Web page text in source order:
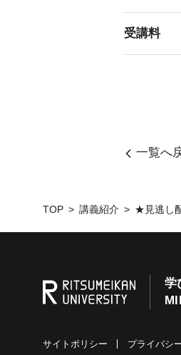
受講料
一覧へ
TOP 講義紹介 ★見逃し
学
サイトポリシー プライバシ